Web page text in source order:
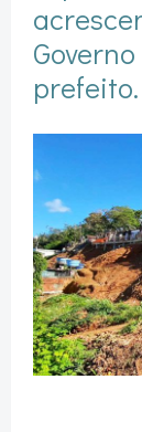
prefeito.